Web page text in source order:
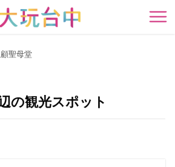
開
聖母堂
の観光スポット